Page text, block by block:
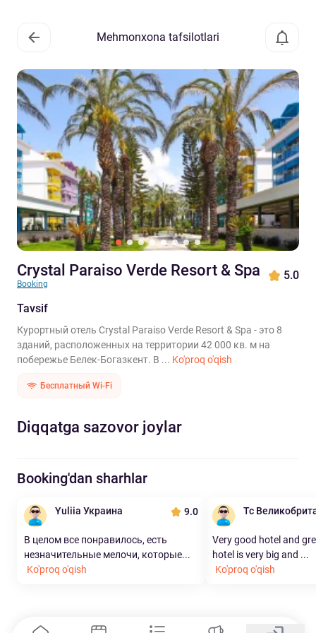
Mehmonxona tafsilotlari
Crystal Paraiso Verde Resort & Spa
Booking
5.0
Tavsif
Курортный отель Crystal Paraiso Verde Resort & Spa - это 8
зданий, расположенных на территории 42 000 кв. м на
побережье Белек-Богазкент. В ... Ko'proq o'qish
Бесплатный Wi-Fi
Diqqatga sazovor joylar
Booking'dan sharhlar
Yuliia Украина 9.0
В целом все понравилось, есть
незначительные мелочи, которые...
Ko'proq o'qish
Tc
Very good hotel and
hotel is very big and ...
Ko'proq o'qish